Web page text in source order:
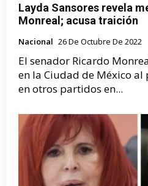
Layda Sansores revela
Monreal; acusa traición
Nacional 26 De Octubre De 2022
El senador Ricardo
en la Ciudad de México
en otros partidos en...